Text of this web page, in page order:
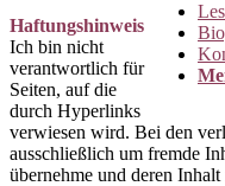
Haftungshinweis
Ich bin nicht
verantwortlich für
Seiten, auf die
durch Hyperlinks
verwiesen wird. Bei den
ausschließlich um fremde
übernehme und deren